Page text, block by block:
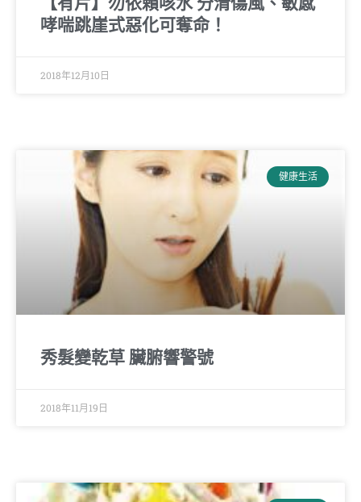
哮喘跳崖式惡化可奪命！
2018年12月10日
健康生活
秀髮變乾草 臟腑響警號
2018年11月19日